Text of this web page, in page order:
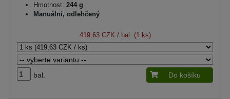
Hmotnost: 244 g
Manuální, odlehčený
419,63 CZK / bal. (1 ks)
bal. Do košíku